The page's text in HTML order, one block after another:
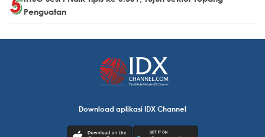
Penguatan
Download aplikasi IDX Channel